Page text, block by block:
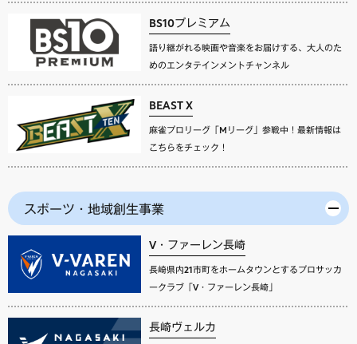
BS10プレミアム
語り継がれる映画や音楽をお届けする、大人のた
めのエンタテインメントチャンネル
BEAST X
麻雀プロリーグ「Mリーグ」参戦中！最新情報は
こちらをチェック！
スポーツ・地域創生事業
V・ファーレン長崎
長崎県内21市町をホームタウンとするプロサッカ
ークラブ「V・ファーレン長崎」
長崎ヴェルカ